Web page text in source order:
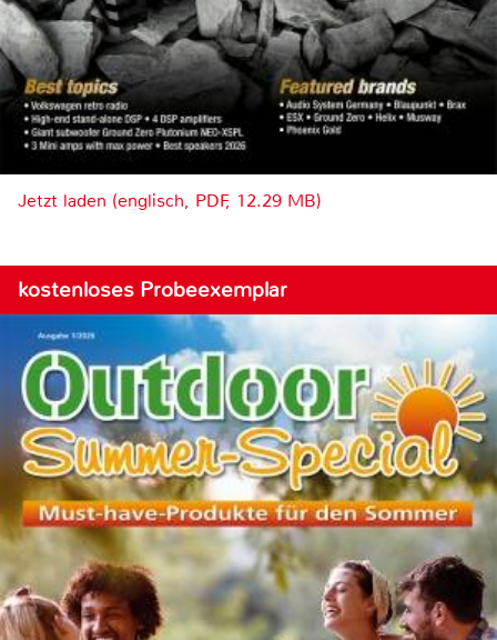
Jetzt laden (englisch, PDF, 12.29 MB)
kostenloses Probeexemplar